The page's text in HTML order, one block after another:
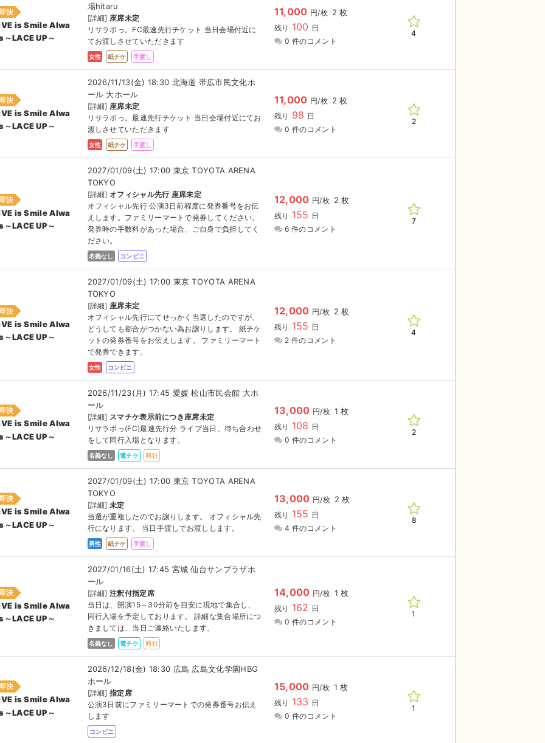
決
is Smile Alwa
～LACE UP～
場hitaru
[詳細] 座席未定
リサラボっ。FC最速先行チケット 当日会場付近に
てお渡しさせていただきます
女性 紙チケ 手渡し
11,000 円/枚 2 枚
残り 100 日
0 件のコメント
4
決
is Smile Alwa
～LACE UP～
2026/11/13(金) 18:30 北海道 帯広市民文化ホ
ール 大ホール
[詳細] 座席未定
リサラボっ。最速先行チケット 当日会場付近にてお
渡しさせていただきます
女性 紙チケ 手渡し
11,000 円/枚 2 枚
残り 98 日
0 件のコメント
2
決
is Smile Alwa
～LACE UP～
2027/01/09(土) 17:00 東京 TOYOTA ARENA
TOKYO
[詳細]オフィシャル先行 座席未定
オフィシャル先行 公演3日前程度に発券番号をお伝
えします。ファミリーマートで発券してください。
発券時の手数料があった場合、ご自身で負担してく
ださい。
名義なし コンビニ
12,000 円/枚 2 枚
残り 155 日
6 件のコメント
7
決
is Smile Alwa
～LACE UP～
2027/01/09(土) 17:00 東京 TOYOTA ARENA
TOKYO
[詳細] 座席未定
オフィシャル先行にてせっかく当選したのですが、
どうしても都合がつかない為お譲りします。 紙チケ
ットの発券番号をお伝えします。 ファミリーマート
で発券できます。
女性 コンビニ
12,000 円/枚 2 枚
残り 155 日
2 件のコメント
4
決
is Smile Alwa
～LACE UP～
2026/11/23(月) 17:45 愛媛 松山市民会館 大ホ
ール
[詳細] スマチケ表示前につき座席未定
リサラボっ(FC)最速先行分 ライブ当日、待ち合わせ
をして同行入場となります。
名義なし 電チケ 同行
13,000 円/枚 1 枚
残り 108 日
0 件のコメント
2
決
is Smile Alwa
～LACE UP～
2027/01/09(土) 17:00 東京 TOYOTA ARENA
TOKYO
[詳細]未定
当選が重複したのでお譲りします。 オフィシャル先
行になります。 当日手渡しでお渡しします。
男性 紙チケ 手渡し
13,000 円/枚 2 枚
残り 155 日
4 件のコメント
8
即決
is Smile Alwa
～LACE UP～
2027/01/16(土) 17:45 宮城 仙台サンプラザホ
ール
[詳細]注釈付指定席
当日は、開演15～30分前を目安に現地で集合し、
同行入場を予定しております。 詳細な集合場所につ
きましては、当日ご連絡いたします。
名義なし 電チケ 同行
14,000 円/枚 1 枚
残り 162 日
0 件のコメント
1
決
is Smile Alwa
～LACE UP～
2026/12/18(金) 18:30 広島 広島文化学園HBG
ホール
[詳細]指定席
公演3日前にファミリーマートでの発券番号お伝え
します
コンビニ
15,000 円/枚 1 枚
残り 133 日
0 件のコメント
1